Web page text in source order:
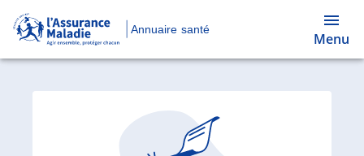
Annuaire santé
Menu